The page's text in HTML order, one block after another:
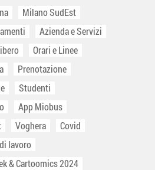
Milano SudEst
Azienda e Servizi
Orari e Linee
Prenotazione
Studenti
App Miobus
Voghera
Covid
lavoro
& Cartoomics 2024